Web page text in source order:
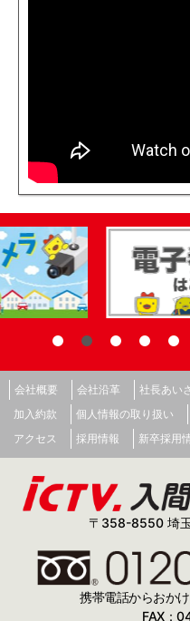
会社概要 会社沿革 社長あい
加入約款
個人情報の取り扱い
アクセス
採用情報 新卒採用
〒358-8550 埼
携帯電話からおか
FAX：